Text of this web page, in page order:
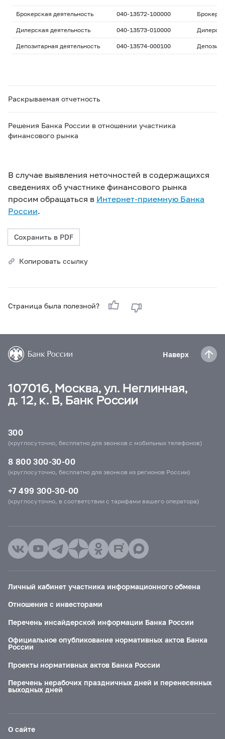
Брокерская деятельность 040-13572-100000
Дилерская деятельность 040-13573-010000
Депозитарная деятельность 040-13574-000100
Раскрываемая отчетность
Решения Банка России в отношении участника
финансового рынка
В случае выявления неточностей в содержащихся
сведениях об участнике финансового рынка
просим обращаться в Интернет-приемную Банка
России.
Сохранить в PDF
Копировать ссылку
Страница была полезной?
Наверх
107016, Москва, ул. Неглинная,
д. 12, к. В, Банк России
300
(круглосуточно, бесплатно для звонков с мобильных телефонов)
8 800 300-30-00
(круглосуточно, бесплатно для звонков из регионов России)
+7 499 300-30-00
(круглосуточно, в соответствии с тарифами вашего оператора)
Личный кабинет участника информационного обмена
Отношения с инвесторами
Перечень инсайдерской информации Банка России
Официальное опубликование нормативных актов Банка
России
Проекты нормативных актов Банка России
Перечень нерабочих праздничных дней и перенесенных
выходных дней
О сайте